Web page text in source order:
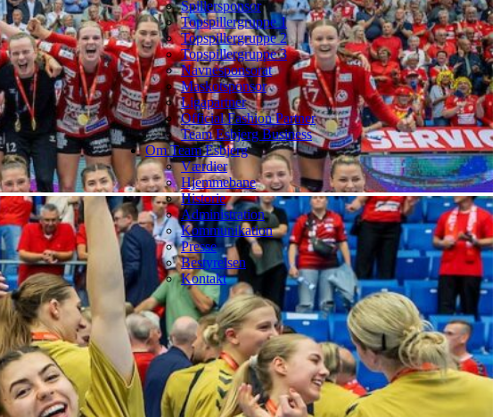
Spillersponsor
Topspillergruppe 1
Topspillergruppe 2
Topspillergruppe 3
Navnesponsorat
Maskotsponsor
Ligapartner
Official Fashion Partner
Team Esbjerg Business
Om Team Esbjerg
Værdier
Hjemmebane
Historie
Administration
Kommunikation
Presse
Bestyrelsen
Kontakt